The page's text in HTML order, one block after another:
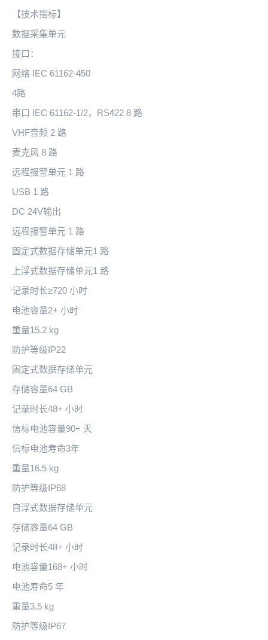
【技术指标】
数据采集单元
接口：
网络 IEC 61162-450
4路
串口 IEC 61162-1/2，RS422 8 路
VHF音频 2 路
麦克风 8 路
远程报警单元 1 路
USB 1 路
DC 24V输出
远程报警单元 1 路
固定式数据存储单元1 路
上浮式数据存储单元1 路
记录时长≥720 小时
电池容量2+ 小时
重量15.2 kg
防护等级IP22
固定式数据存储单元
存储容量64 GB
记录时长48+ 小时
信标电池容量90+ 天
信标电池寿命3年
重量16.5 kg
防护等级IP68
自浮式数据存储单元
存储容量64 GB
记录时长48+ 小时
电池容量168+ 小时
电池寿命5 年
重量3.5 kg
防护等级IP67